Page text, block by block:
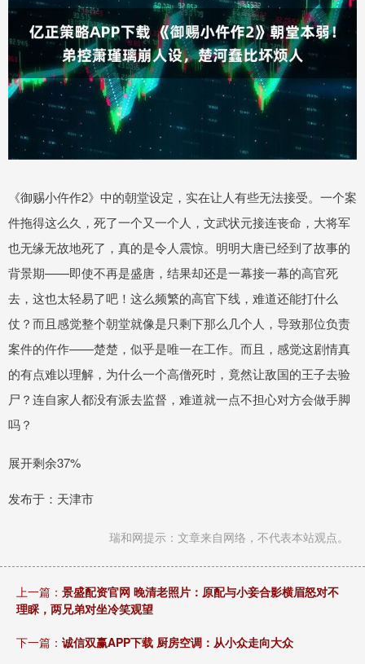
《御赐小仵作2》中的朝堂设定，实在让人有些无法接受。一个案
件拖得这么久，死了一个又一个人，文武状元接连丧命，大将军
也无缘无故地死了，真的是令人震惊。明明大唐已经到了故事的
背景期——即使不再是盛唐，结果却还是一幕接一幕的高官死
去，这也太轻易了吧！这么频繁的高官下线，难道还能打什么
仗？而且感觉整个朝堂就像是只剩下那么几个人，导致那位负责
案件的仵作——楚楚，似乎是唯一在工作。而且，感觉这剧情真
的有点难以理解，为什么一个高僧死时，竟然让敌国的王子去验
尸？连自家人都没有派去监督，难道就一点不担心对方会做手脚
吗？
展开剩余37%
发布于：天津市
瑞和网提示：文章来自网络，不代表本站观点。
上一篇： 景盛配资官网 晚清老照片：原配与小妾合影横眉怒对不
理睬，两兄弟对坐冷笑观望
下一篇： 诚信双赢APP下载 厨房空调：从小众走向大众